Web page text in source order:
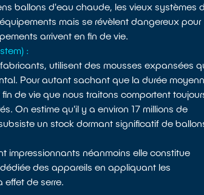
ballons d'eau chaude, les vieux systèmes
mais se révèlent dangereux pour
arrivent en fin de vie.
:
utilisent des mousses expansées
Pour autant sachant que la durée
de vie que nous traitons comportent
On estime qu'il y a environ 17 millions de
un stock dormant significatif de
impressionnants néanmoins elle constitue
des appareils en appliquant les
effet de serre.